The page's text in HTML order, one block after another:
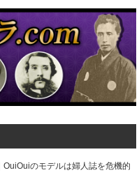
OuiOuiのモデルは婦人誌を危機的